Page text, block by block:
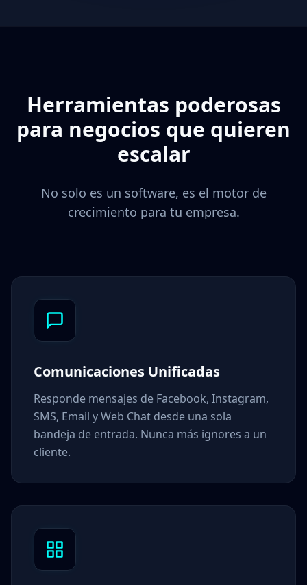
Herramientas poderosas
para negocios que quieren
escalar
No solo es un software, es el motor de
crecimiento para tu empresa.
Comunicaciones Unificadas
Responde mensajes de Facebook, Instagram,
SMS, Email y Web Chat desde una sola
bandeja de entrada. Nunca más ignores a un
cliente.